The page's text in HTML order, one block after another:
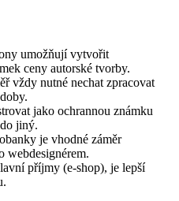
umožňují vytvořit
ceny autorské tvorby.
vždy nutné nechat zpracovat
jako ochrannou známku
jiný.
je vhodné záměr
webdesignérem.
příjmy (e-shop), je lepší